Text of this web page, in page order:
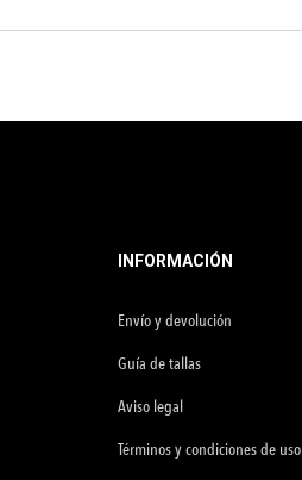
INFORMACIÓN
Envío y devolución
Guía de tallas
Aviso legal
Términos y condiciones de uso